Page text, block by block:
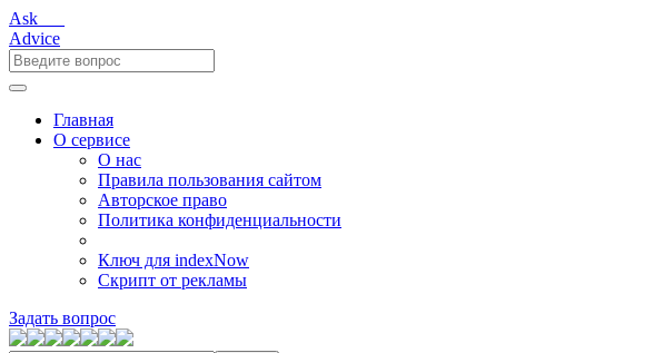
Ask___
Advice
Главная
О сервисе
О нас
Правила пользования сайтом
Авторское право
Политика конфиденциальности
Ключ для indexNow
Скрипт от рекламы
Задать вопрос